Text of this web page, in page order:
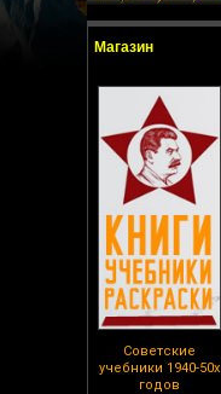
Магазин
Советские
учебники 1940-50х
годов